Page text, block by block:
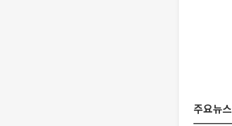
주요뉴스